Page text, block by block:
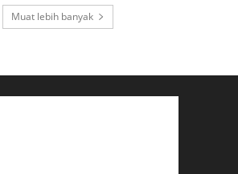
Muat lebih banyak